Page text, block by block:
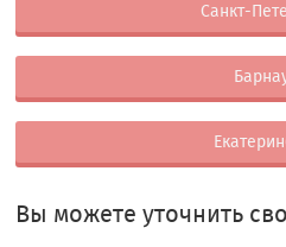
Санкт-
Вы можете уточнить